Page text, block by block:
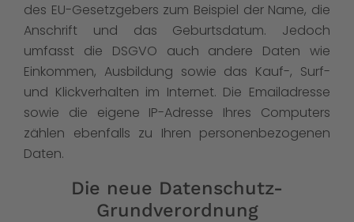
des EU-Gesetzgebers zum Beispiel der Name, die
Anschrift und das Geburtsdatum. Jedoch
umfasst die DSGVO auch andere Daten wie
Einkommen, Ausbildung sowie das Kauf-, Surf-
und Klickverhalten im Internet. Die Emailadresse
sowie die eigene IP-Adresse Ihres Computers
zählen ebenfalls zu Ihren personenbezogenen
Daten.
Die neue Datenschutz-
Grundverordnung